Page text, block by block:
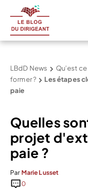
LBdD News
Qu’est
former ?
Les étapes
paie
Quelles
projet
paie ?
Par Marie Lusset
0